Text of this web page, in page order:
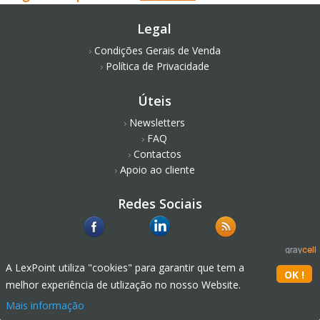
Legal
Condições Gerais de Venda
Política de Privacidade
Úteis
Newsletters
FAQ
Contactos
Apoio ao cliente
Redes Sociais
A LexPoint utiliza "cookies" para garantir que tem a
melhor experiência de utlização no nosso Website.
Mais informação